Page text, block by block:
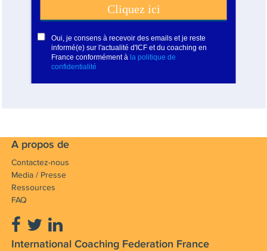
A propos de
Contactez-nous
Media / Presse
Ressources
FAQ
International Coaching Federation France